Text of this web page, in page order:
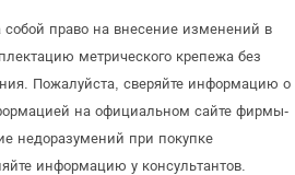
собой право на внесение изменений в
метрического крепежа без
Пожалуйста, сверяйте информацию о
на официальном сайте фирмы-
недоразумений при покупке
информацию у консультантов.